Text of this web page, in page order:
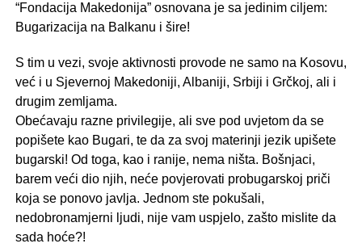
“Fondacija Makedonija” osnovana je sa jedinim ciljem:
Bugarizacija na Balkanu i šire!
S tim u vezi, svoje aktivnosti provode ne samo na Kosovu,
već i u Sjevernoj Makedoniji, Albaniji, Srbiji i Grčkoj, ali i
drugim zemljama.
Obećavaju razne privilegije, ali sve pod uvjetom da se
popišete kao Bugari, te da za svoj materinji jezik upišete
bugarski! Od toga, kao i ranije, nema ništa. Bošnjaci,
barem veći dio njih, neće povjerovati probugarskoj priči
koja se ponovo javlja. Jednom ste pokušali,
nedobronamjerni ljudi, nije vam uspjelo, zašto mislite da
sada hoće?!